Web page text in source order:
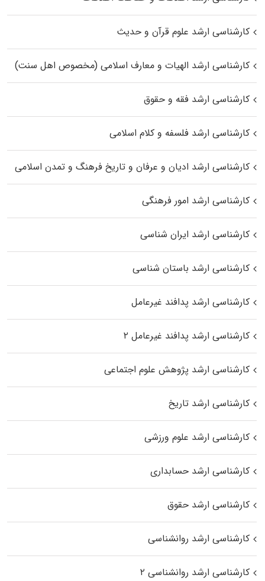
کارشناسی ارشد علوم قرآن و حدیث
کارشناسی ارشد الهیات و معارف اسلامی (مخصوص اهل سنت)
کارشناسی ارشد فقه و حقوق
کارشناسی ارشد فلسفه و کلام اسلامی
کارشناسی ارشد ادیان و عرفان و تاریخ فرهنگ و تمدن اسلامی
کارشناسی ارشد امور فرهنگی
کارشناسی ارشد ایران شناسی
کارشناسی ارشد باستان شناسی
کارشناسی ارشد پدافند غیرعامل
کارشناسی ارشد پدافند غیرعامل ۲
کارشناسی ارشد پژوهش علوم اجتماعی
کارشناسی ارشد تاریخ
کارشناسی ارشد علوم ورزشی
کارشناسی ارشد حسابداری
کارشناسی ارشد حقوق
کارشناسی ارشد روانشناسی
کارشناسی ارشد روانشناسی ۲